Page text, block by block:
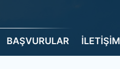
BAŞVURULAR İLETİŞİM